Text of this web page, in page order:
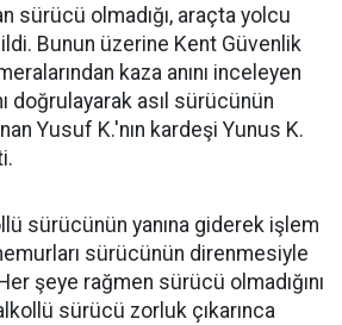
sürücü olmadığı, araçta yolcu
Bunun üzerine Kent Güvenlik
kaza anını inceleyen
doğrulayarak asıl sürücünün
Yusuf K.'nın kardeşi Yunus K.
sürücünün yanına giderek işlem
sürücünün direnmesiyle
şeye rağmen sürücü olmadığını
sürücü zorluk çıkarınca